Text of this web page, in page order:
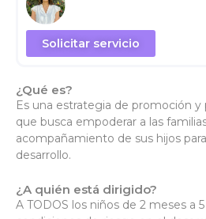
Solicitar servicio
¿Qué es?
Es una estrategia de promoción y
que busca empoderar a las
acompañamiento de sus hijos
desarrollo.
¿A quién está dirigido?
A TODOS los niños de 2 meses a